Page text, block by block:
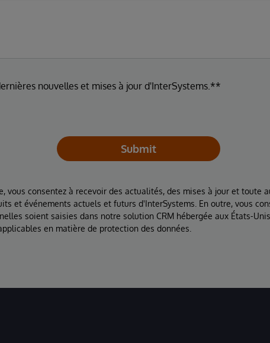
nouvelles et mises à jour d'InterSystems.**
Submit
vous consentez à recevoir des actualités, des mises à jour et toute
et événements actuels et futurs d'InterSystems. En outre, vous
soient saisies dans notre solution CRM hébergée aux États-
en matière de protection des données.